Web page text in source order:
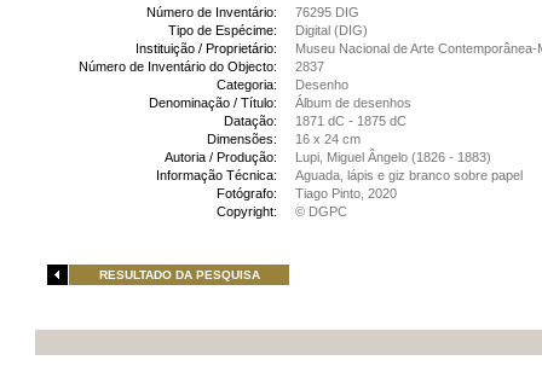
Número de Inventário:
76295 DIG
Tipo de Espécime:
Digital (DIG)
Instituição / Proprietário:
Museu Nacional de Arte Contemporânea-
Número de Inventário do Objecto:
2837
Categoria:
Desenho
Denominação / Título:
Álbum de desenhos
Datação:
1871 dC - 1875 dC
Dimensões:
16 x 24 cm
Autoria / Produção:
Lupi, Miguel Ângelo (1826 - 1883)
Informação Técnica:
Aguada, lápis e giz branco sobre papel
Fotógrafo:
Tiago Pinto, 2020
Copyright:
© DGPC
RESULTADO DA PESQUISA